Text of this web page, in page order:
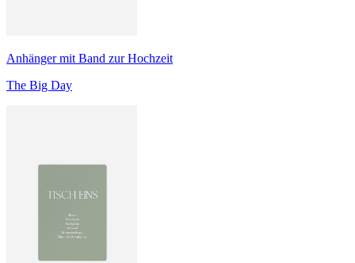
Anhänger mit Band zur Hochzeit
The Big Day